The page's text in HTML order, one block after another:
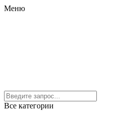
Меню
Все категории